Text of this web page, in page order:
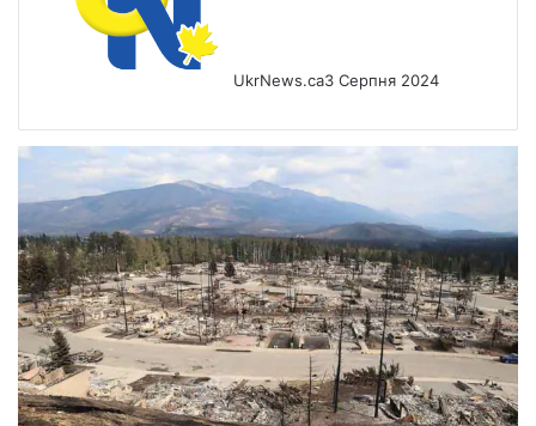
UkrNews.ca3 Серпня 2024